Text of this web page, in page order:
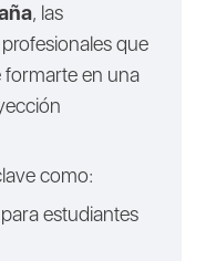
, las
que
formarte en una
como:
estudiantes